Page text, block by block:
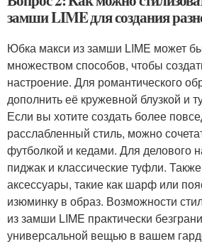
замши LIME для создания
Юбка макси из замши LIME может
множеством способов, чтобы
настроение. Для романтического
дополнить её кружевной блузкой и
Если вы хотите создать более
расслабленный стиль, можно
футболкой и кедами. Для делового
пиджак и классические туфли.
аксессуары, такие как шарф или
изюминку в образ. Возможности
из замши LIME практически
универсальной вещью в вашем